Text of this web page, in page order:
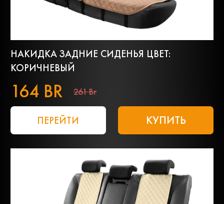
НАКИДКА ЗАДНИЕ СИДЕНЬЯ ЦВЕТ:
КОРИЧНЕВЫЙ
164 BR 261 Br
ПЕРЕЙТИ КУПИТЬ